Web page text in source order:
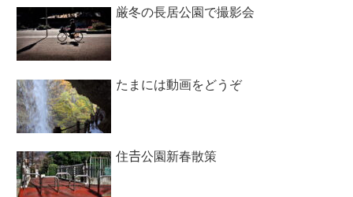
厳冬の長居公園で撮影会
たまには動画をどうぞ
住𠮷公園新春散策